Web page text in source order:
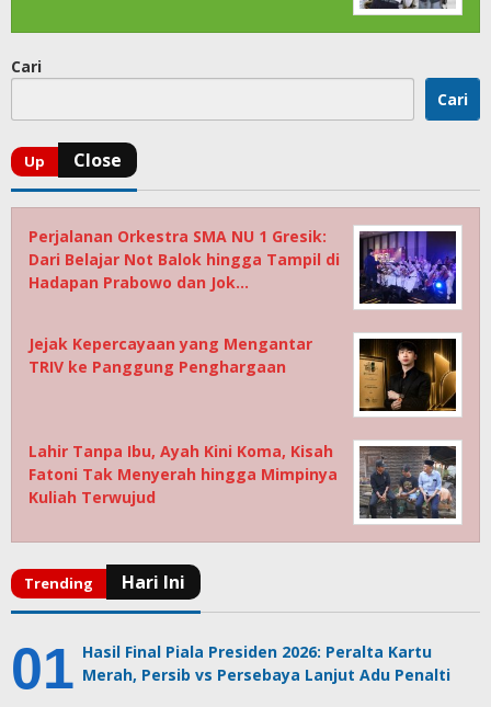
Cari
Cari
Perjalanan Orkestra SMA NU 1 Gresik:
Dari Belajar Not Balok hingga Tampil di
Hadapan Prabowo dan Jok…
Jejak Kepercayaan yang Mengantar
TRIV ke Panggung Penghargaan
Lahir Tanpa Ibu, Ayah Kini Koma, Kisah
Fatoni Tak Menyerah hingga Mimpinya
Kuliah Terwujud
Hasil Final Piala Presiden 2026: Peralta Kartu
Merah, Persib vs Persebaya Lanjut Adu Penalti